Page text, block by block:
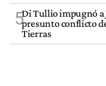
5Di Tullio impugnó a
presunto conflicto
Tierras